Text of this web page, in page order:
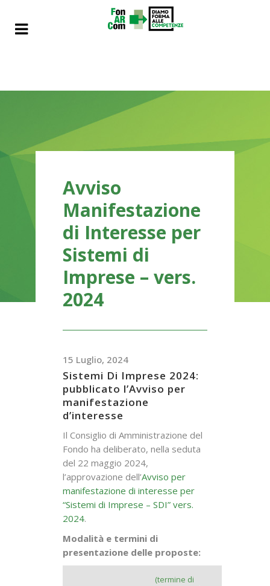
Avviso
Manifestazione
di Interesse per
Sistemi di
Imprese – vers.
2024
15 Luglio, 2024
Sistemi Di Imprese 2024:
pubblicato l’Avviso per
manifestazione
d’interesse
Il Consiglio di Amministrazione del
Fondo ha deliberato, nella seduta
del 22 maggio 2024,
l’approvazione dell’Avviso per
manifestazione di interesse per
“Sistemi di Imprese – SDI” vers.
2024.
Modalità e termini di
presentazione delle proposte:
(termine di